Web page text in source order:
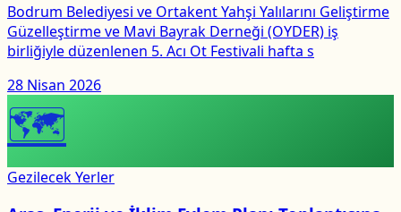
Bodrum Belediyesi ve Ortakent Yahşi Yalılarını Geliştirme
Güzelleştirme ve Mavi Bayrak Derneği (OYDER) iş
birliğiyle düzenlenen 5. Acı Ot Festivali hafta s
28 Nisan 2026
🗺
Gezilecek Yerler